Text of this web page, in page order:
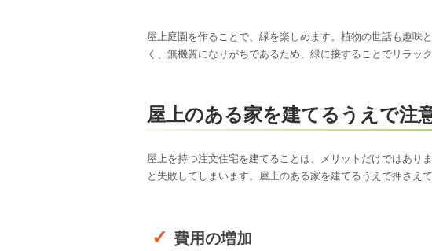
屋上庭園を作ることで、緑を楽しめます。植物の世話も趣味
く、無機質になりがちであるため、緑に接することでリラッ
屋上のある家を建てるうえで注
屋上を持つ注文住宅を建てることは、メリットだけではあり
と失敗してしまいます。屋上のある家を建てるうえで押さえ
費用の増加